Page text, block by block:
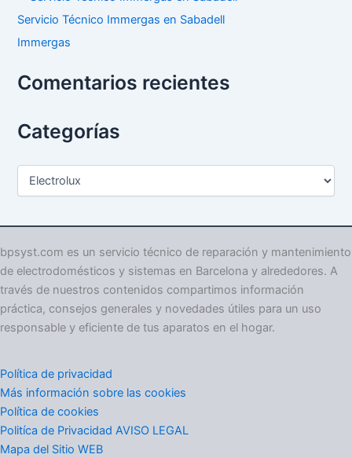
Servicio Técnico Immergas en Sabadell
Immergas
Comentarios recientes
Categorías
C
o
r
a
s
bpsyst.com es un servicio técnico de reparación y mantenimiento
de electrodomésticos y sistemas en Barcelona y alrededores. A
través de nuestros contenidos compartimos información
práctica, consejos generales y novedades útiles para un uso
responsable y eficiente de tus aparatos en el hogar.
Política de privacidad
Más información sobre las cookies
Política de cookies
Politíca de Privacidad AVISO LEGAL
Mapa del Sitio WEB